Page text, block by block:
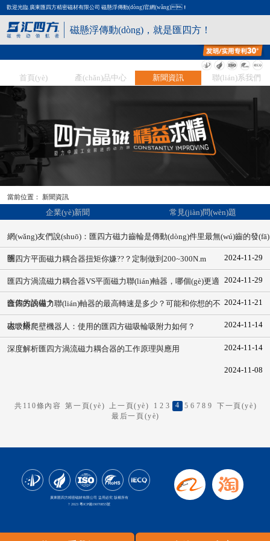
歡迎光臨 廣東匯四方精密磁材有限公司 磁懸浮傳動(dòng)官網(wǎng)！
磁懸浮傳動(dòng)，就是匯四方！
首頁(yè) 產(chǎn)品中心 新聞資訊 聯(lián)系我們
當前位置： 新聞資訊
企業(yè)新聞 常見(jiàn)問(wèn)題
網(wǎng)友們說(shuō)：匯四方磁力齒輪是傳動(dòng)件里最無(wú)齒的發(fā)
明 2024-11-29
匯四方平面磁力耦合器扭矩你嫌??？定制做到200~300N.m
2024-11-29
匯四方渦流磁力耦合器VS平面磁力聯(lián)軸器，哪個(gè)更適
合你的設備？ 2024-11-21
匯四方的磁力聯(lián)軸器的最高轉速是多少？可能和你想的不
太一樣 2024-11-14
磁吸附爬壁機器人：使用的匯四方磁吸輪吸附力如何？
2024-11-14
深度解析匯四方渦流磁力耦合器的工作原理與應用
2024-11-08
共110條內容 第一頁(yè) 上一頁(yè) 1 2 3 4 5 6 7 8 9
下一頁(yè)
最后一頁(yè)
廣東匯四方精密磁材有限公司 盜用必究 版權所有
? 2023 粵ICP備19070855號